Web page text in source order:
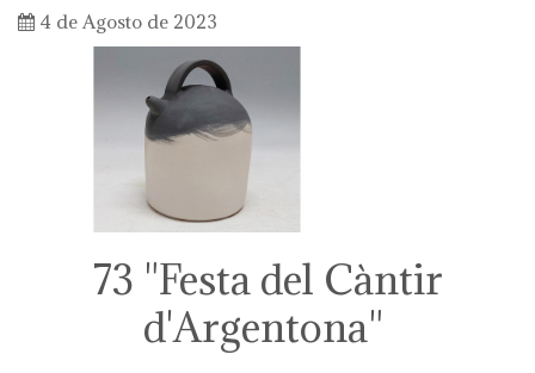
4 de Agosto de 2023
73 "Festa del Càntir
d'Argentona"